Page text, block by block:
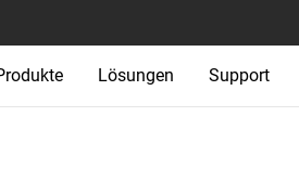
Lösungen Support